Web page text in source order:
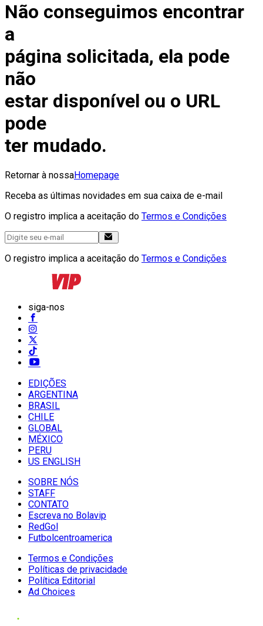
Não conseguimos encontrar
a
página solicitada, ela pode
não
estar disponível ou o URL
pode
ter mudado.
Retornar à nossaHomepage
Receba as últimas novidades em sua caixa de e-mail
O registro implica a aceitação do Termos e Condições
O registro implica a aceitação do Termos e Condições
siga-nos
EDIÇÕES
ARGENTINA
BRASIL
CHILE
GLOBAL
MÉXICO
PERU
US ENGLISH
SOBRE NÓS
STAFF
CONTATO
Escreva no Bolavip
RedGol
Futbolcentroamerica
Termos e Condições
Políticas de privacidade
Política Editorial
Ad Choices